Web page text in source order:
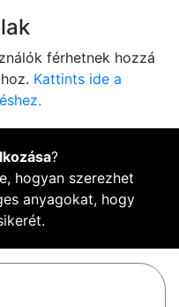
férhetnek hozzá
Kattints ide a
?
hogyan szerezhet
anyagokat, hogy